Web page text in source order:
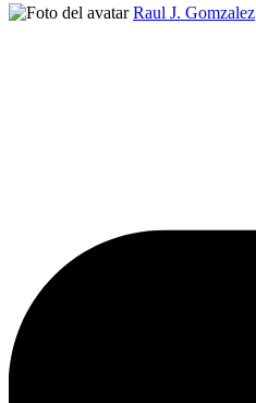
Publicado
Raul J. Gomzalez